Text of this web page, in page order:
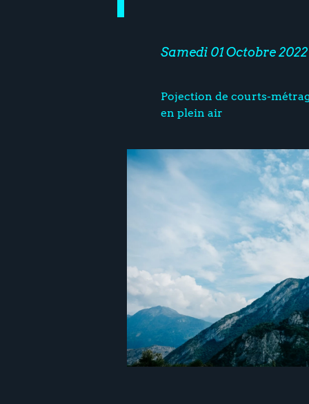
Samedi 01 Octobre 2022
Pojection de courts-
en plein air